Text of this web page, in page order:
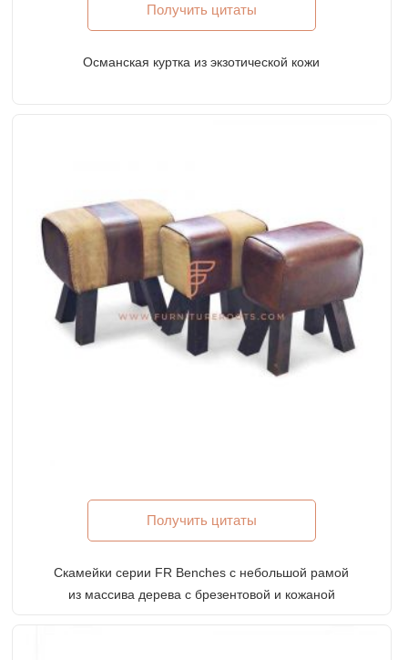
Получить цитаты
Османская куртка из экзотической кожи
Получить цитаты
Скамейки серии FR Benches с небольшой рамой
из массива дерева с брезентовой и кожаной